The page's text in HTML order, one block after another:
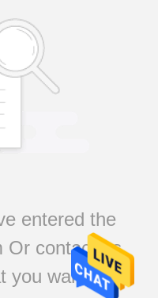
entered the
Or contact us
you want